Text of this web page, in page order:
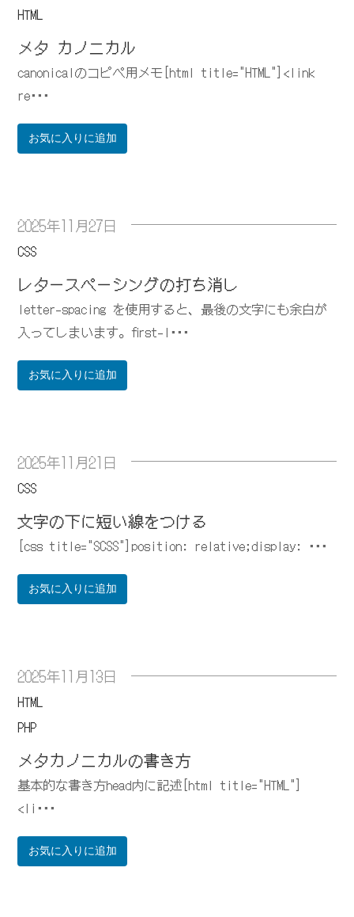
HTML
メタ カノニカル
canonicalのコピペ用メモ[html title="HTML"]<link
re･･･
お気に入りに追加
2025年11月27日
CSS
レタースペーシングの打ち消し
letter-spacing を使用すると、最後の文字にも余白が
入ってしまいます。first-l･･･
お気に入りに追加
2025年11月21日
CSS
文字の下に短い線をつける
[css title="SCSS"]position: relative;display: ･･･
お気に入りに追加
2025年11月13日
HTML
PHP
メタカノニカルの書き方
基本的な書き方head内に記述[html title="HTML"]
<li･･･
お気に入りに追加